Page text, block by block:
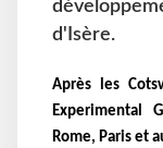
d'Isère.
Après les
Experimental
Rome, Paris et